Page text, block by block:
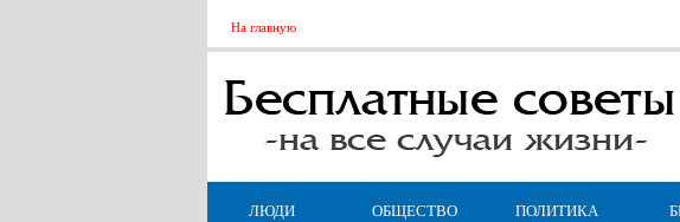
На главную
ЛЮДИ ОБЩЕСТВО ПОЛИТИКА